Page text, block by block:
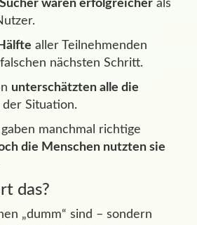
waren erfolgreicher als
aller Teilnehmenden
nächsten Schritt.
unterschätzten alle die
der Situation.
manchmal richtige
die Menschen nutzten sie
das?
„dumm“ sind – sondern